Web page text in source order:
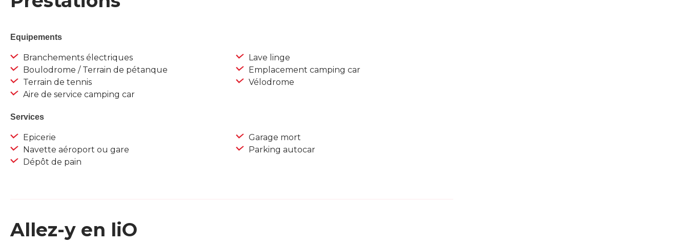
Equipements
Branchements électriques
Boulodrome / Terrain de pétanque
Terrain de tennis
Aire de service camping car
Lave linge
Emplacement camping car
Vélodrome
Services
Epicerie
Navette aéroport ou gare
Dépôt de pain
Garage mort
Parking autocar
Allez-y en liO